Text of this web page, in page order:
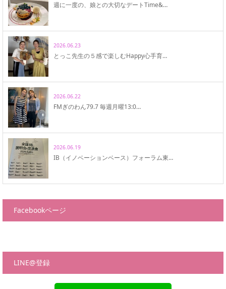
週に一度の、娘との大切なデートTime&…
2026.06.23
とっこ先生の５感で楽しむHappy心手育…
2026.06.22
FMぎのわん79.7 毎週月曜13:0…
2026.06.19
IB（イノベーションベース）フォーラム東…
Facebookページ
LINE@登録